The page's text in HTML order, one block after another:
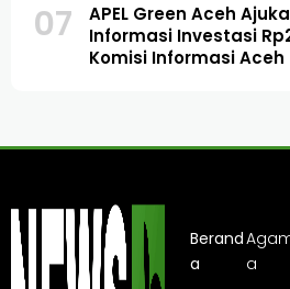
07
APEL Green Aceh
Informasi Investasi
Komisi Informasi Aceh
Berand
a
a